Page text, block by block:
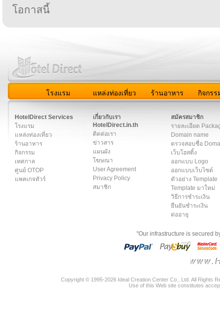
โอกาสนี้
โรงแรม แหล่งท่องเที่ยว ร้านอาหาร กิจกรร
HotelDirect Services
โรงแรม
แหล่งท่องเที่ยว
ร้านอาหาร
กิจกรรม
เทศกาล
ศูนย์ OTOP
แพคเกจทัวร์
เกี่ยวกับเรา
HotelDirect.in.th
ติดต่อเรา
ข่าวสาร
แผนผัง
โฆษณา
User Agreement
Privacy Policy
สมาชิก
สมัครสมาชิก
รายละเอียด
Domain name
ตรวจสอบชื่อ
เว็บโฮสติ้ง
ออกแบบ Logo
ออกแบบเว็บไซต์
ตัวอย่าง Template
Template มาใหม่
วิธีการชำระเงิน
ยืนยันชำระเงิน
ต่ออายุ
"Our infrastructure is secured
Copyright © 1995-2026 Ideal Creation Center Co., Ltd. All Rights
Use of this Web site constitutes